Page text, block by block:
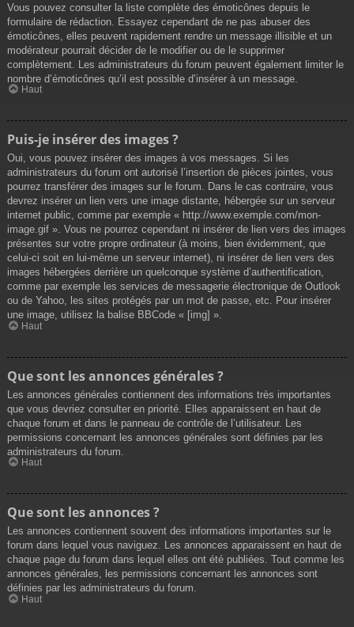
Vous pouvez consulter la liste complète des émoticônes depuis le
formulaire de rédaction. Essayez cependant de ne pas abuser des
émoticônes, elles peuvent rapidement rendre un message illisible et un
modérateur pourrait décider de le modifier ou de le supprimer
complètement. Les administrateurs du forum peuvent également limiter le
nombre d’émoticônes qu’il est possible d’insérer à un message.
Haut
Puis-je insérer des images ?
Oui, vous pouvez insérer des images à vos messages. Si les
administrateurs du forum ont autorisé l’insertion de pièces jointes, vous
pourrez transférer des images sur le forum. Dans le cas contraire, vous
devrez insérer un lien vers une image distante, hébergée sur un serveur
internet public, comme par exemple « http://www.exemple.com/mon-
image.gif ». Vous ne pourrez cependant ni insérer de lien vers des images
présentes sur votre propre ordinateur (à moins, bien évidemment, que
celui-ci soit en lui-même un serveur internet), ni insérer de lien vers des
images hébergées derrière un quelconque système d’authentification,
comme par exemple les services de messagerie électronique de Outlook
ou de Yahoo, les sites protégés par un mot de passe, etc. Pour insérer
une image, utilisez la balise BBCode « [img] ».
Haut
Que sont les annonces générales ?
Les annonces générales contiennent des informations très importantes
que vous devriez consulter en priorité. Elles apparaissent en haut de
chaque forum et dans le panneau de contrôle de l’utilisateur. Les
permissions concernant les annonces générales sont définies par les
administrateurs du forum.
Haut
Que sont les annonces ?
Les annonces contiennent souvent des informations importantes sur le
forum dans lequel vous naviguez. Les annonces apparaissent en haut de
chaque page du forum dans lequel elles ont été publiées. Tout comme les
annonces générales, les permissions concernant les annonces sont
définies par les administrateurs du forum.
Haut